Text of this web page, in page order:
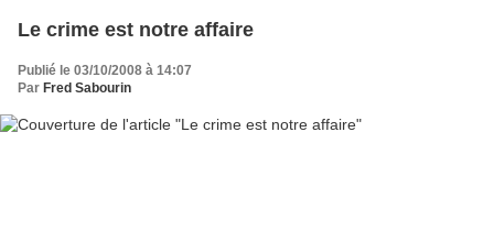
Le crime est notre affaire
Publié le 03/10/2008 à 14:07
Par Fred Sabourin